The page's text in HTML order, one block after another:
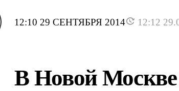
12:10 29 СЕНТЯБРЯ 2014 12:12
В Новой Москве